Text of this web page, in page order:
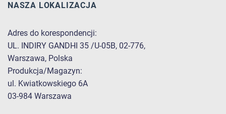
NASZA LOKALIZACJA
Adres do korespondencji:
UL. INDIRY GANDHI 35 /U-05B, 02-776,
Warszawa, Polska
Produkcja/Magazyn:
ul. Kwiatkowskiego 6A
03-984 Warszawa